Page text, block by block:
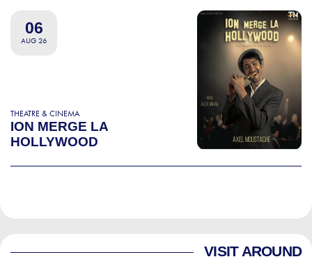
06
AUG 26
THEATRE & CINEMA
ION MERGE LA
HOLLYWOOD
VISIT AROUND